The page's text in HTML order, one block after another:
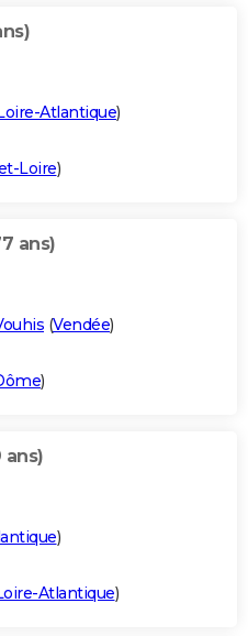
Atlantique)
Loire)
ans)
(Vendée)
)
ans)
)
Atlantique)